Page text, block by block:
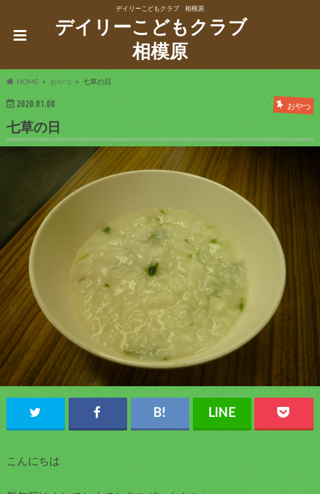
デイリーこどもクラブ 相模原
デイリーこどもクラブ
相模原
HOME おやつ 七草の日
2020.01.08 おやつ
七草の日
こんにちは